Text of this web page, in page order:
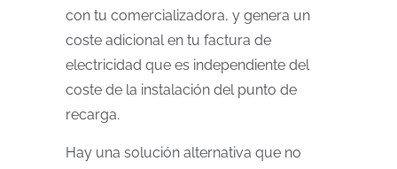
con tu comercializadora, y genera un
coste adicional en tu factura de
electricidad que es independiente del
coste de la instalación del punto de
recarga.
Hay una solución alternativa que no